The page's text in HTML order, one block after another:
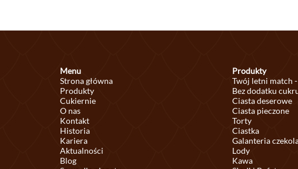
Menu
Strona główna
Produkty
Cukiernie
O nas
Kontakt
Historia
Kariera
Aktualności
Blog
Produkty
Twój letni match
Bez dodatku
Ciasta deserowe
Ciasta pieczone
Torty
Ciastka
Galanteria
Lody
Kawa